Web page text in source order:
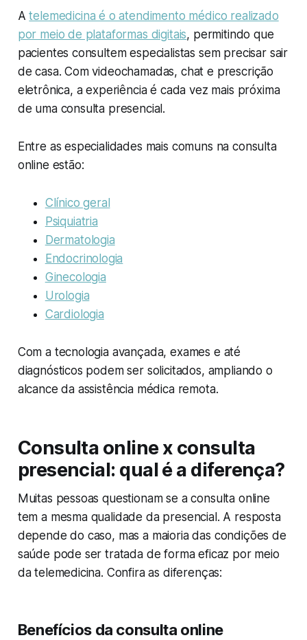
Atelemedicina é o atendimento médico realizado
por meio de plataformas digitais, permitindo que
pacientes consultem especialistas sem precisar sair
de casa. Com videochamadas, chat e prescrição
eletrônica, a experiência é cada vez mais próxima
de uma consulta presencial.
Entre as especialidades mais comuns na consulta
online estão:
Clínico geral
Psiquiatria
Dermatologia
Endocrinologia
Ginecologia
Urologia
Cardiologia
Com a tecnologia avançada, exames e até
diagnósticos podem ser solicitados, ampliando o
alcance da assistência médica remota.
Consulta online x consulta
presencial: qual é a diferença?
Muitas pessoas questionam se a consulta online
tem a mesma qualidade da presencial. A resposta
depende do caso, mas a maioria das condições de
saúde pode ser tratada de forma eficaz por meio
da telemedicina. Confira as diferenças:
Benefícios da consulta online